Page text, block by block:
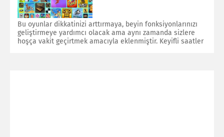
Bu oyunlar dikkatinizi arttırmaya, beyin fonksiyonlarınızı
geliştirmeye yardımcı olacak ama aynı zamanda sizlere
hoşça vakit geçirtmek amacıyla eklenmiştir. Keyifli saatler